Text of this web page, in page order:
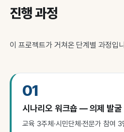
진행 과정
이 프로젝트가 거쳐온 단계별 과정입
01
시나리오 워크숍 — 의제 발굴
교육 3주체·시민단체·전문가 참여